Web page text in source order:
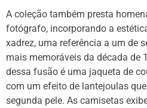
A coleção também presta
fotógrafo, incorporando a
xadrez, uma referência a um de
mais memoráveis da década de
dessa fusão é uma jaqueta de
com um efeito de lantejoulas
segunda pele. As camisetas